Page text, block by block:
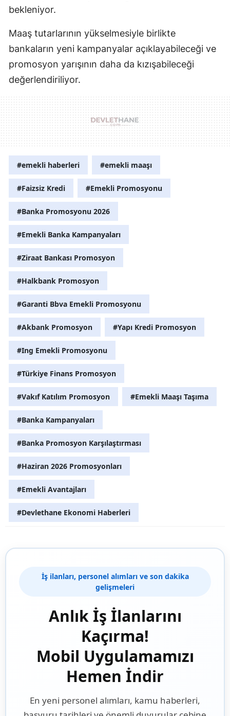
bekleniyor.
Maaş tutarlarının yükselmesiyle birlikte
bankaların yeni kampanyalar açıklayabileceği ve
promosyon yarışının daha da kızışabileceği
değerlendiriliyor.
#emekli haberleri #emekli maaşı
#Faizsiz Kredi #Emekli Promosyonu
#Banka Promosyonu 2026
#Emekli Banka Kampanyaları
#Ziraat Bankası Promosyon
#Halkbank Promosyon
#Garanti Bbva Emekli Promosyonu
#Akbank Promosyon #Yapı Kredi Promosyon
#Ing Emekli Promosyonu
#Türkiye Finans Promosyon
#Vakıf Katılım Promosyon #Emekli Maaşı Taşıma
#Banka Kampanyaları
#Banka Promosyon Karşılaştırması
#Haziran 2026 Promosyonları
#Emekli Avantajları
#Devlethane Ekonomi Haberleri
İş ilanları, personel alımları ve son dakika
gelişmeleri
Anlık İş İlanlarını
Kaçırma!
Mobil Uygulamamızı
Hemen İndir
En yeni personel alımları, kamu haberleri,